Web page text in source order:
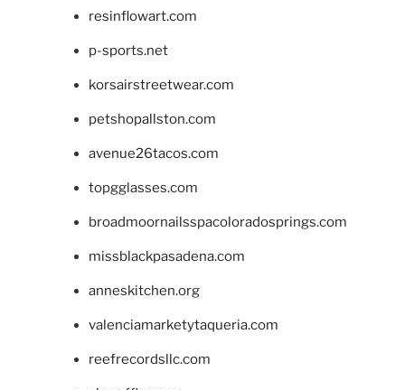
resinflowart.com
p-sports.net
korsairstreetwear.com
petshopallston.com
avenue26tacos.com
topgglasses.com
broadmoornailsspacoloradosprings.com
missblackpasadena.com
anneskitchen.org
valenciamarketytaqueria.com
reefrecordsllc.com